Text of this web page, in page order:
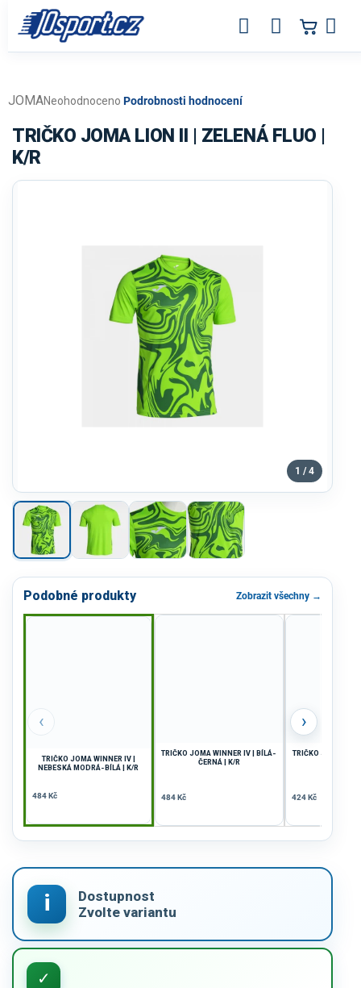
obsah
Průměrné
produktu
je
Neohodnoceno Podrobnosti hodnocení
JOMA
TRIČKO JOMA LION II | ZELENÁ FLUO |
K/R
1 / 4
Podobné produkty Zobrazit všechny →
‹
TRIČKO JOMA WINNER IV |
NEBESKÁ MODRÁ-BÍLÁ | K/R
484 Kč
TRIČKO JOMA WINNER IV | BÍLÁ-
ČERNÁ | K/R
484 Kč
TRIČKO JOMA
424 Kč
›